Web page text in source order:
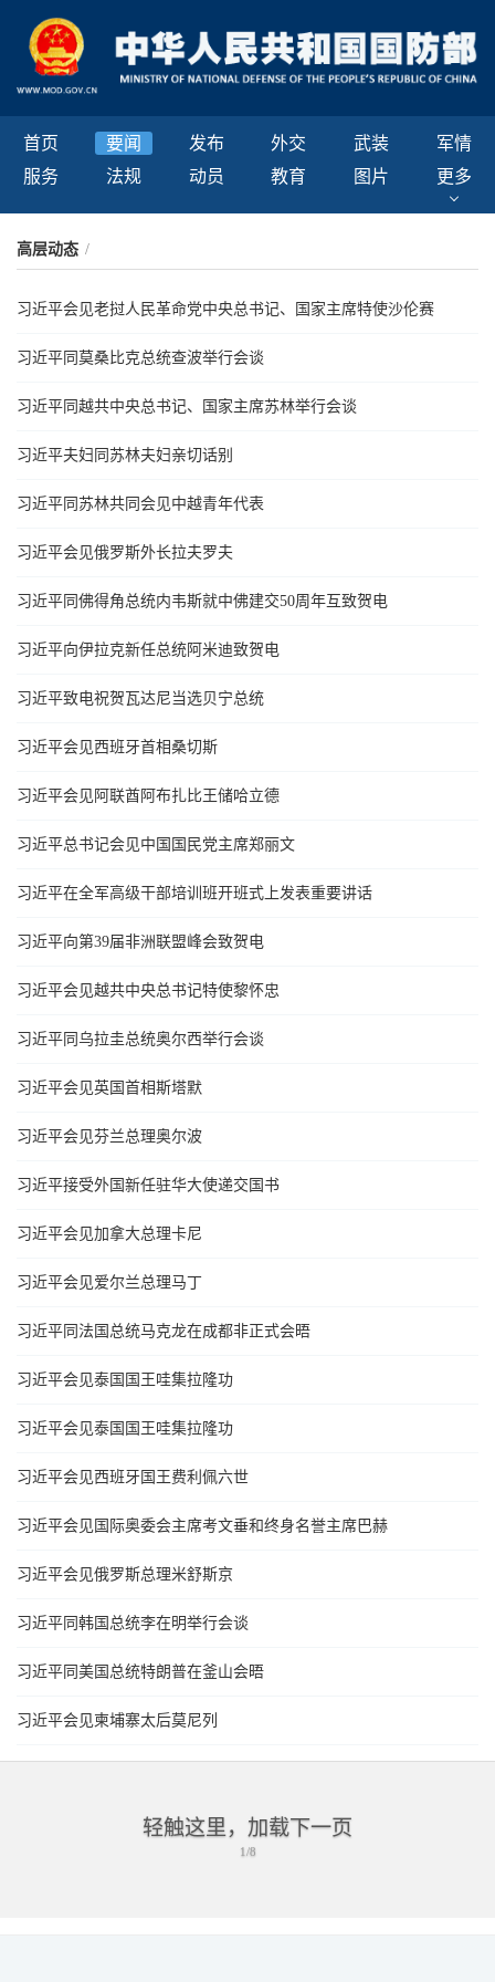
首页 要闻 发布 外交 武装
军情
服务
法规 动员 教育 图片 更多
高层动态 /
习近平会见老挝人民革命党中央总书记、国家主席特使沙伦赛
习近平同莫桑比克总统查波举行会谈
习近平同越共中央总书记、国家主席苏林举行会谈
习近平夫妇同苏林夫妇亲切话别
习近平同苏林共同会见中越青年代表
习近平会见俄罗斯外长拉夫罗夫
习近平同佛得角总统内韦斯就中佛建交50周年互致贺电
习近平向伊拉克新任总统阿米迪致贺电
习近平致电祝贺瓦达尼当选贝宁总统
习近平会见西班牙首相桑切斯
习近平会见阿联酋阿布扎比王储哈立德
习近平总书记会见中国国民党主席郑丽文
习近平在全军高级干部培训班开班式上发表重要讲话
习近平向第39届非洲联盟峰会致贺电
习近平会见越共中央总书记特使黎怀忠
习近平同乌拉圭总统奥尔西举行会谈
习近平会见英国首相斯塔默
习近平会见芬兰总理奥尔波
习近平接受外国新任驻华大使递交国书
习近平会见加拿大总理卡尼
习近平会见爱尔兰总理马丁
习近平同法国总统马克龙在成都非正式会晤
习近平会见泰国国王哇集拉隆功
习近平会见泰国国王哇集拉隆功
习近平会见西班牙国王费利佩六世
习近平会见国际奥委会主席考文垂和终身名誉主席巴赫
习近平会见俄罗斯总理米舒斯京
习近平同韩国总统李在明举行会谈
习近平同美国总统特朗普在釜山会晤
习近平会见柬埔寨太后莫尼列
轻触这里，加载下一页
1/8